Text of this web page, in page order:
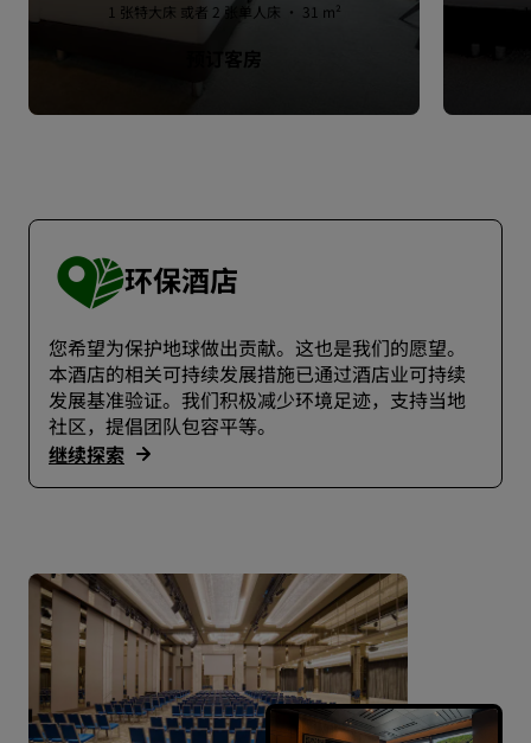
1 张特大床 或者 2 张单人床 · 31 m²
预订客房
环保酒店
您希望为保护地球做出贡献。这也是我们的愿望。
本酒店的相关可持续发展措施已通过酒店业可持续
发展基准验证。我们积极减少环境足迹，支持当地
社区，提倡团队包容平等。
继续探索